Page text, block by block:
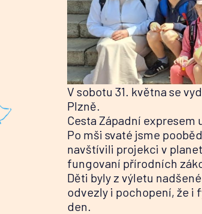
V sobotu 31. května se
Plzně.
Cesta Západní expresem
Po mši svaté jsme
navštívili projekci v
fungovaní přírodních
Děti byly z výletu
odvezly i pochopení, že i
den.